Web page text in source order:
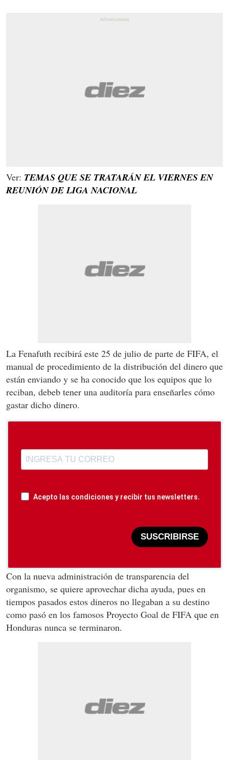
Ver: TEMAS QUE SE TRATARÁN EL VIERNES EN
REUNIÓN DE LIGA NACIONAL
La Fenafuth recibirá este 25 de julio de parte de FIFA, el
manual de procedimiento de la distribución del dinero que
están enviando y se ha conocido que los equipos que lo
reciban, debeb tener una auditoría para enseñarles cómo
gastar dicho dinero.
Acepto las condiciones y recibir tus newsletters.
SUSCRIBIRSE
Con la nueva administración de transparencia del
organismo, se quiere aprovechar dicha ayuda, pues en
tiempos pasados estos dineros no llegaban a su destino
como pasó en los famosos Proyecto Goal de FIFA que en
Honduras nunca se terminaron.